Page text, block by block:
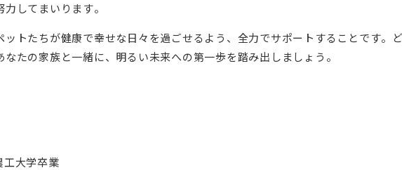
してまいります。
ットたちが健康で幸せな日々を過ごせるよう、全力でサポートすることです。
なたの家族と一緒に、明るい未来への第一歩を踏み出しましょう。
大学卒業